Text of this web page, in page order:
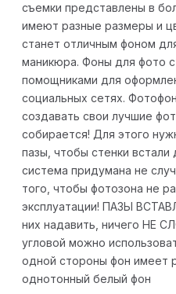
съемки представлены в
имеют разные размеры и
станет отличным фоном
маникюра. Фоны для фото
помощниками для
социальных сетях.
создавать свои лучшие
собирается! Для этого
пазы, чтобы стенки встали
система придумана не
того, чтобы фотозона не
эксплуатации! ПАЗЫ
них надавить, ничего НЕ
угловой можно
одной стороны фон имеет
однотонный белый фон